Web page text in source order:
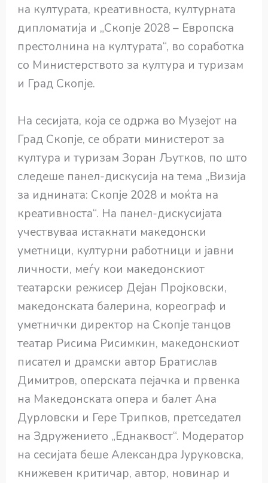
на културата, креативноста, културната
дипломатија и „Скопје 2028 – Европска
престолнина на културата“, во соработка
со Министерството за култура и туризам
и Град Скопје.
На сесијата, која се одржа во Музејот на
Град Скопје, се обрати министерот за
култура и туризам Зоран Љутков, по што
следеше панел-дискусија на тема „Визија
за иднината: Скопје 2028 и моќта на
креативноста“. На панел-дискусијата
учествуваа истакнати македонски
уметници, културни работници и јавни
личности, меѓу кои македонскиот
театарски режисер Дејан Пројковски,
македонската балерина, кореограф и
уметнички директор на Скопје танцов
театар Рисима Рисимкин, македонскиот
писател и драмски автор Братислав
Димитров, оперската пејачка и првенка
на Македонската опера и балет Ана
Дурловски и Гере Трипков, претседател
на Здружението „Еднаквост“. Модератор
на сесијата беше Александра Јуруковска,
книжевен критичар, автор, новинар и